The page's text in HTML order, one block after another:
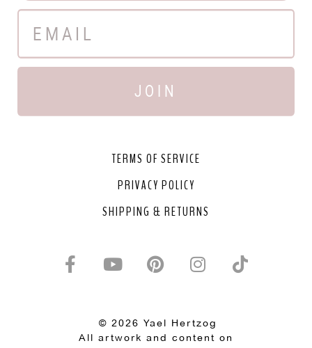
JOIN
TERMS OF SERVICE
PRIVACY POLICY
SHIPPING & RETURNS
© 2026 Yael Hertzog
All artwork and content on